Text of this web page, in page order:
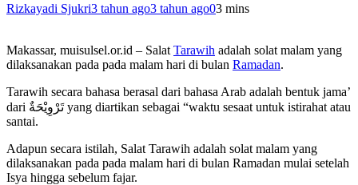
Rizkayadi Sjukri3 tahun ago3 tahun ago03 mins
Makassar, muisulsel.or.id – Salat Tarawih adalah solat malam yang
dilaksanakan pada pada malam hari di bulan Ramadan.
Tarawih secara bahasa berasal dari bahasa Arab adalah bentuk jama’
dari تَرْوِيْحَةٌ yang diartikan sebagai “waktu sesaat untuk istirahat atau
santai.
Adapun secara istilah, Salat Tarawih adalah solat malam yang
dilaksanakan pada pada malam hari di bulan Ramadan mulai setelah
Isya hingga sebelum fajar.